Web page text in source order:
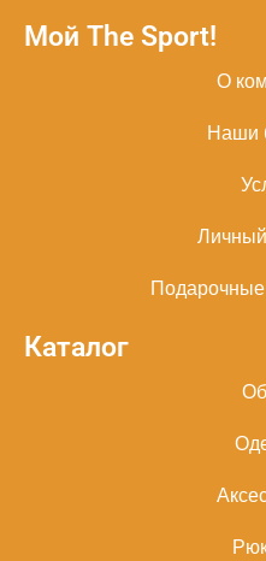
Мой The Sport!
О
Наши
Каталог